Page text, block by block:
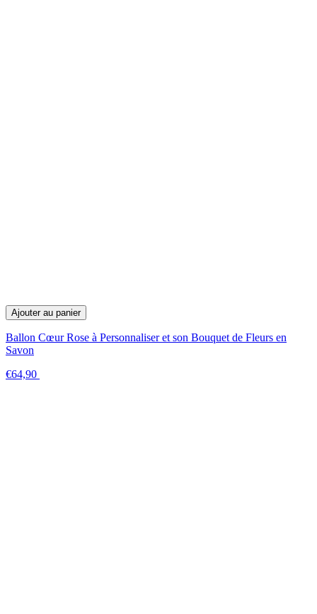
Ajouter au panier
Ballon Cœur Rose à Personnaliser et son Bouquet de Fleurs en
Savon
€64,90